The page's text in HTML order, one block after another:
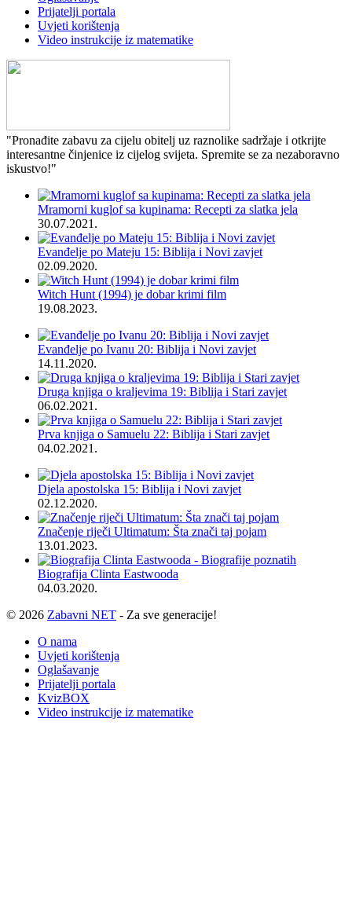
Prijatelji portala
Uvjeti korištenja
Video instrukcije iz matematike
"Pronađite zabavu za cijelu obitelj uz raznolike sadržaje i otkrijte
interesantne činjenice iz cijelog svijeta. Spremite se za nezaboravno
iskustvo!"
Mramorni kuglof sa kupinama: Recepti za slatka jela
30.07.2021.
Evanđelje po Mateju 15: Biblija i Novi zavjet
02.09.2020.
Witch Hunt (1994) je dobar krimi film
19.08.2023.
Evanđelje po Ivanu 20: Biblija i Novi zavjet
14.11.2020.
Druga knjiga o kraljevima 19: Biblija i Stari zavjet
06.02.2021.
Prva knjiga o Samuelu 22: Biblija i Stari zavjet
04.02.2021.
Djela apostolska 15: Biblija i Novi zavjet
02.12.2020.
Značenje riječi Ultimatum: Šta znači taj pojam
13.01.2023.
Biografija Clinta Eastwooda
04.03.2020.
© 2026 Zabavni NET - Za sve generacije!
O nama
Uvjeti korištenja
Oglašavanje
Prijatelji portala
KvizBOX
Video instrukcije iz matematike